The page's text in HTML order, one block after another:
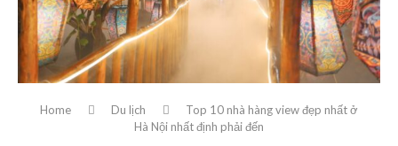
Home Du lịch
Top 10 nhà hàng view đẹp nhất ở
Hà Nội nhất định phải đến